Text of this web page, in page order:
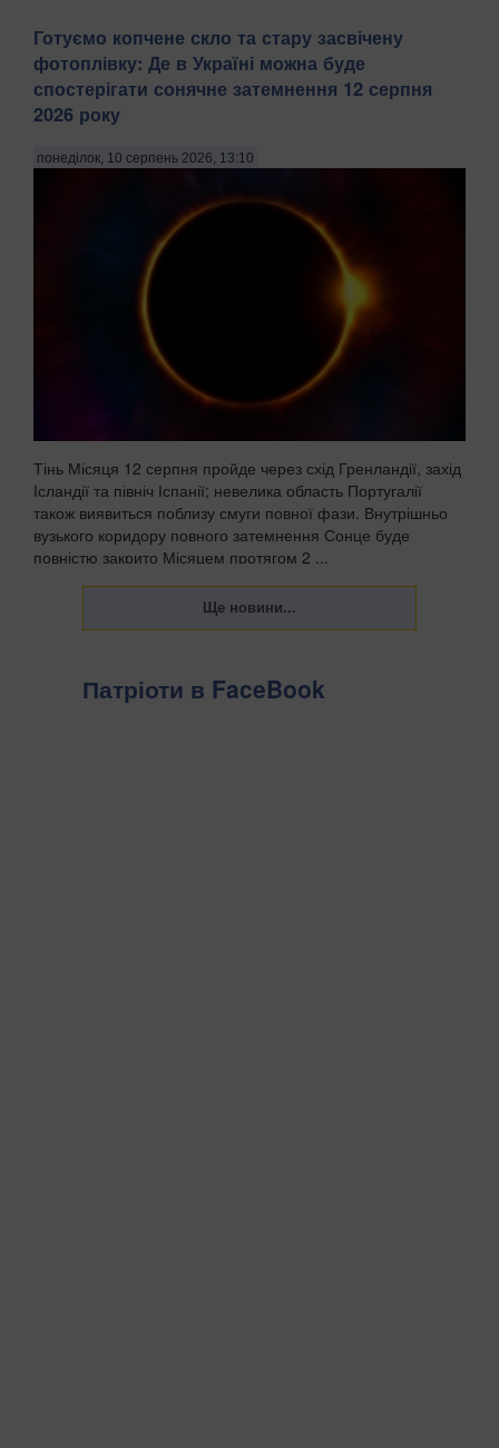
Готуємо копчене скло та стару засвічену
фотоплівку: Де в Україні можна буде
спостерігати сонячне затемнення 12 серпня
2026 року
понеділок, 10 серпень 2026, 13:10
Тінь Місяця 12 серпня пройде через схід Гренландії, захід
Ісландії та північ Іспанії; невелика область Португалії
також виявиться поблизу смуги повної фази. Внутрішньо
вузького коридору повного затемнення Сонце буде
повністю закрито Місяцем протягом 2 ...
Патріоти в FaceBook